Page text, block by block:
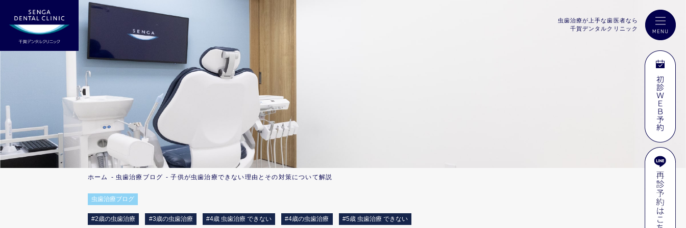
虫歯治療が上手な歯医者なら
千賀デンタルクリニック
ホーム 虫歯治療ブログ 子供が虫歯治療できない理由と その対策について解説
虫歯治療ブログ
#2歳の虫歯治療 #3歳の虫歯治療 #4歳 虫歯治療 できない #4歳の虫歯治療 #5歳 虫歯治療 できない